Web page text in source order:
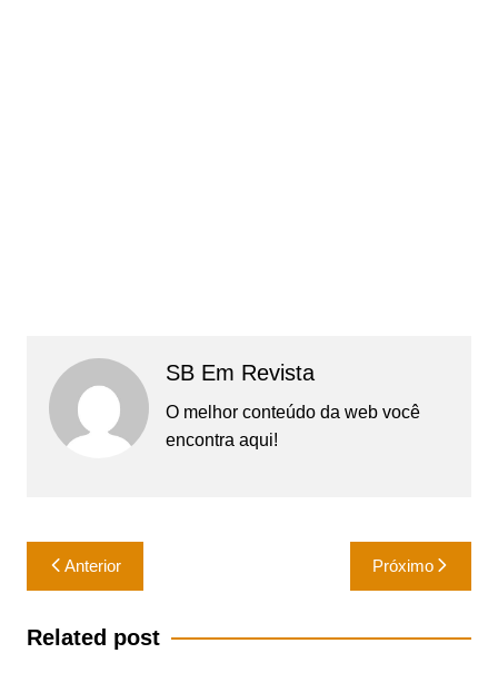
SB Em Revista
O melhor conteúdo da web você
encontra aqui!
Navegação
de
Post
Anterior Próximo
Related post